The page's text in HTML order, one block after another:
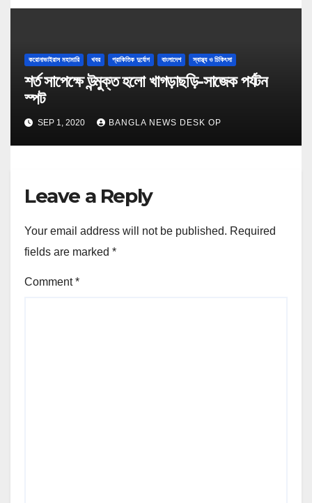
করোনাভাইরাস মহামারি খবর প্রাকিতিক দুর্যোগ বাংলাদেশ স্বাস্থ্য ও চিকিৎসা
শর্ত সাপেক্ষে উন্মুক্ত হলো খাগড়াছড়ি-সাজেক পর্যটন
স্পট
SEP 1, 2020 BANGLA NEWS DESK OP
Leave a Reply
Your email address will not be published. Required
fields are marked *
Comment*